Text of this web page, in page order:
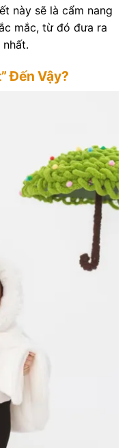
này sẽ là cẩm nang
mắc, từ đó đưa ra
Đến Vậy?